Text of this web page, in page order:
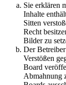
Sie erklären
Inhalte
Sitten
Recht
Bilder zu
Der
Verstößen
Board
Abmahnung